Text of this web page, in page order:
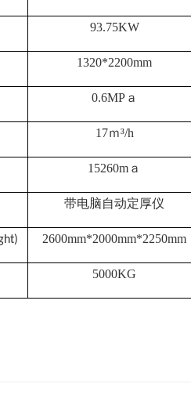
93.75KW
1320*2200mm
0.6MPａ
17ｍ³/h
15260mａ
带电脑自动定厚仪
2600mm*2000mm*2250mm
5000KG